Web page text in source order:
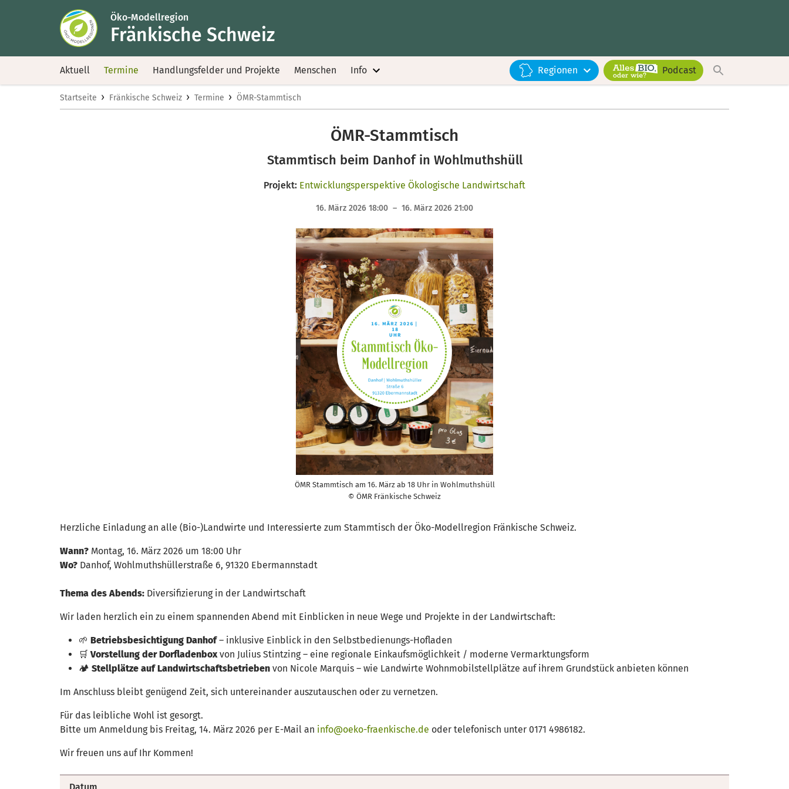
Öko-Modellregion
Fränkische Schweiz
Aktuell Termine Handlungsfelder und Projekte Menschen Info Regionen Podcast
Startseite › Fränkische Schweiz › Termine › ÖMR-Stammtisch
ÖMR-Stammtisch
Stammtisch beim Danhof in Wohlmuthshüll
Projekt: Entwicklungsperspektive Ökologische Landwirtschaft
16. März 2026 18:00 – 16. März 2026 21:00
ÖMR Stammtisch am 16. März ab 18 Uhr in Wohlmuthshüll
© ÖMR Fränkische Schweiz
Herzliche Einladung an alle (Bio-)Landwirte und Interessierte zum Stammtisch der Öko-Modellregion Fränkische Schweiz.
Wann? Montag, 16. März 2026 um 18:00 Uhr
Wo? Danhof, Wohlmuthshüllerstraße 6, 91320 Ebermannstadt
Thema des Abends: Diversifizierung in der Landwirtschaft
Wir laden herzlich ein zu einem spannenden Abend mit Einblicken in neue Wege und Projekte in der Landwirtschaft:
🌱 Betriebsbesichtigung Danhof– inklusive Einblick in den Selbstbedienungs-Hofladen
🛒Vorstellung der Dorfladenboxvon Julius Stintzing – eine regionale Einkaufsmöglichkeit / moderne Vermarktungsform
🏕️ Stellplätze auf Landwirtschaftsbetrieben von Nicole Marquis – wie Landwirte Wohnmobilstellplätze auf ihrem Grundstück anbieten können
Im Anschluss bleibt genügend Zeit, sich untereinander auszutauschen oder zu vernetzen.
Für das leibliche Wohl ist gesorgt.
Bitte um Anmeldung bis Freitag, 14. März 2026 per E-Mail an info@oeko-fraenkische.de oder telefonisch unter 0171 4986182.
Wir freuen uns auf Ihr Kommen!